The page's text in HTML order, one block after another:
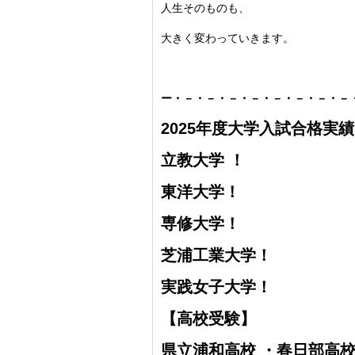
人生そのものも、
大きく変わっていきます。
ー・－・－・－・－・－・－・－・
2025年度大学入試合格実績
立教大学 ！
東洋大学！
専修大学！
芝浦工業大学！
実践女子大学！
【高校受験】
県立浦和高校 ・ 春日部高校